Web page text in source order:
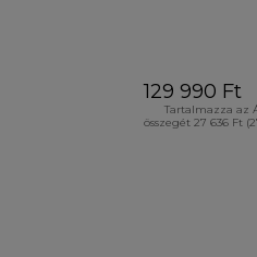
129 990 Ft
Tartalmazza az
összegét 27 636 Ft